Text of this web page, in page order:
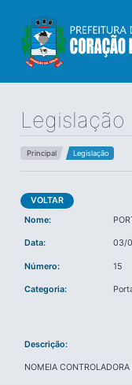
Legislação
Principal Legislação
VOLTAR
Nome:
Data: 03/
Número: 15
Categoria:
Descrição:
NOMEIA